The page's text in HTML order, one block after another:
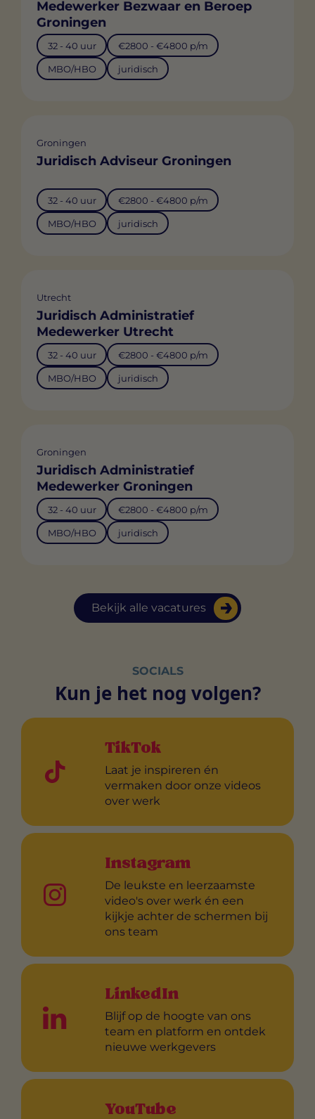
Bekijk alle vacatures
Medewerker Bezwaar en Beroep
Groningen
32 - 40 uur €2800 - €4800 p/m
MBO/HBO juridisch
Groningen
Juridisch Adviseur Groningen
32 - 40 uur €2800 - €4800 p/m
MBO/HBO juridisch
Utrecht
Juridisch Administratief
Medewerker Utrecht
32 - 40 uur €2800 - €4800 p/m
MBO/HBO juridisch
Groningen
Juridisch Administratief
Medewerker Groningen
32 - 40 uur €2800 - €4800 p/m
MBO/HBO juridisch
SOCIALS
Kun je het nog volgen?
TikTok
Laat je inspireren én
vermaken door onze videos
over werk
Instagram
De leukste en leerzaamste
video's over werk én een
kijkje achter de schermen bij
ons team
LinkedIn
Blijf op de hoogte van ons
team en platform en ontdek
nieuwe werkgevers
YouTube